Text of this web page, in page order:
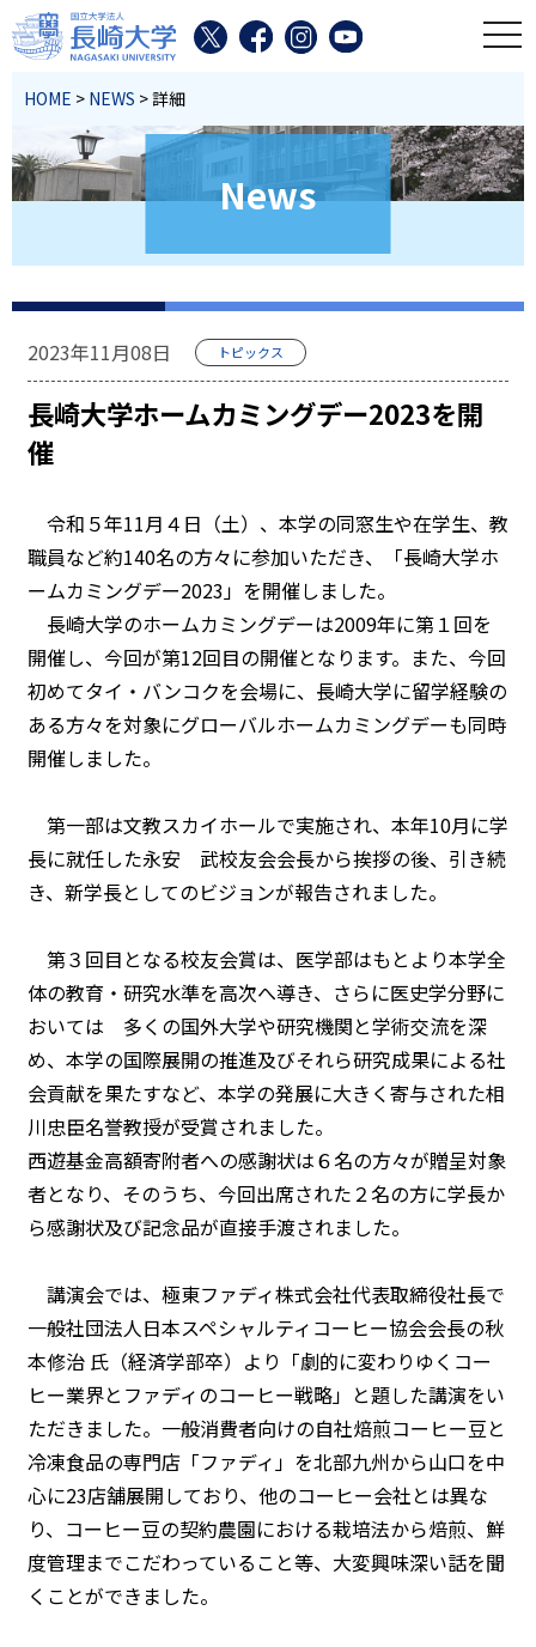
HOME > NEWS > 詳細
News
2023年11月08日 トピックス
長崎大学ホームカミングデー2023を開
催
令和５年11月４日（土）、本学の同窓生や在学生、教
職員など約140名の方々に参加いただき、「長崎大学ホ
ームカミングデー2023」を開催しました。
長崎大学のホームカミングデーは2009年に第１回を
開催し、今回が第12回目の開催となります。また、今回
初めてタイ・バンコクを会場に、長崎大学に留学経験の
ある方々を対象にグローバルホームカミングデーも同時
開催しました。
第一部は文教スカイホールで実施され、本年10月に学
長に就任した永安 武校友会会長から挨拶の後、引き続
き、新学長としてのビジョンが報告されました。
第３回目となる校友会賞は、医学部はもとより本学全
体の教育・研究水準を高次へ導き、さらに医史学分野に
おいては 多くの国外大学や研究機関と学術交流を深
め、本学の国際展開の推進及びそれら研究成果による社
会貢献を果たすなど、本学の発展に大きく寄与された相
川忠臣名誉教授が受賞されました。
西遊基金高額寄附者への感謝状は６名の方々が贈呈対象
者となり、そのうち、今回出席された２名の方に学長か
ら感謝状及び記念品が直接手渡されました。
講演会では、極東ファディ株式会社代表取締役社長で
一般社団法人日本スペシャルティコーヒー協会会長の秋
本修治 氏（経済学部卒）より「劇的に変わりゆくコー
ヒー業界とファディのコーヒー戦略」と題した講演をい
ただきました。一般消費者向けの自社焙煎コーヒー豆と
冷凍食品の専門店「ファディ」を北部九州から山口を中
心に23店舗展開しており、他のコーヒー会社とは異な
り、コーヒー豆の契約農園における栽培法から焙煎、鮮
度管理までこだわっていること等、大変興味深い話を聞
くことができました。